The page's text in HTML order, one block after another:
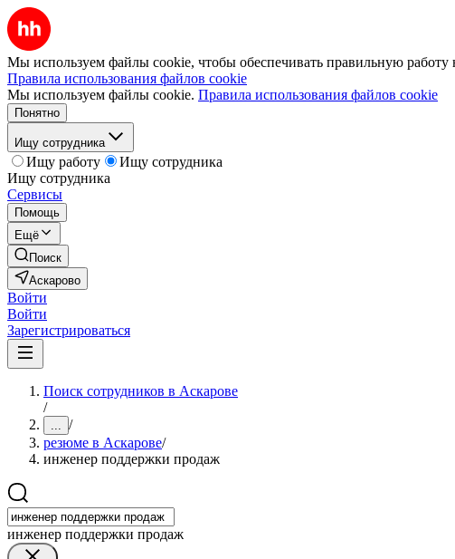
Мы используем файлы cookie, чтобы обеспечивать правильную работу
Правила использования файлов cookie
Мы используем файлы cookie. Правила использования файлов cookie
Понятно
Ищу сотрудника
Ищу работу
Ищу сотрудника
Ищу сотрудника
Сервисы
Помощь
Ещё
Поиск
Аскарово
Войти
Войти
Зарегистрироваться
Поиск сотрудников в Аскарове
/
... /
резюме в Аскарове/
инженер поддержки продаж
инженер поддержки продаж